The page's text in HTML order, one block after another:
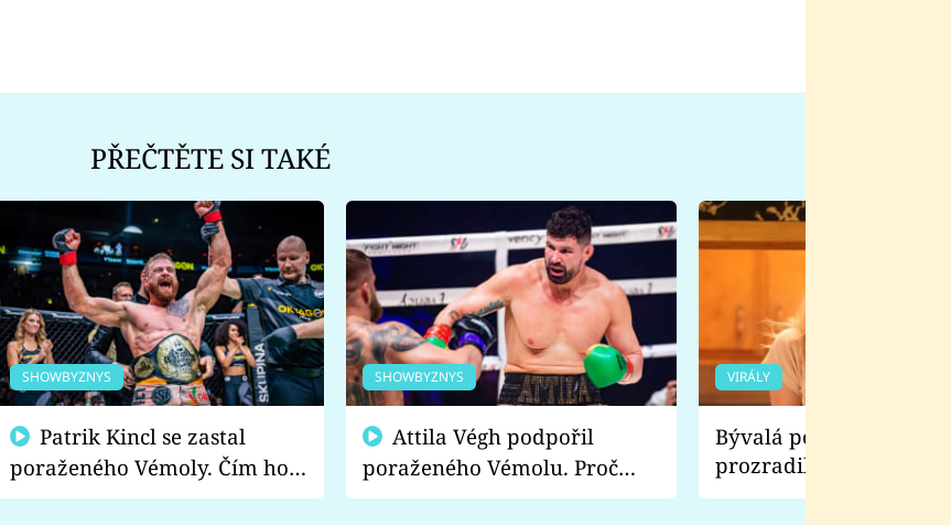
PŘEČTĚTE SI TAKÉ
SHOWBYZNYS
poraženého Vémoly. Čím ho
fanoušci naštvali?
SHOWBYZNYS
poraženého Vémolu. Proč
chce raději zápasit s ním než
VIRÁLY
Bývalá pornoherečka
prozradila, co ji
natáčení Euforie.